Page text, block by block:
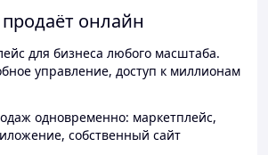
онлайн
для бизнеса любого масштаба.
управление, доступ к миллионам
одновременно: маркетплейс,
собственный сайт